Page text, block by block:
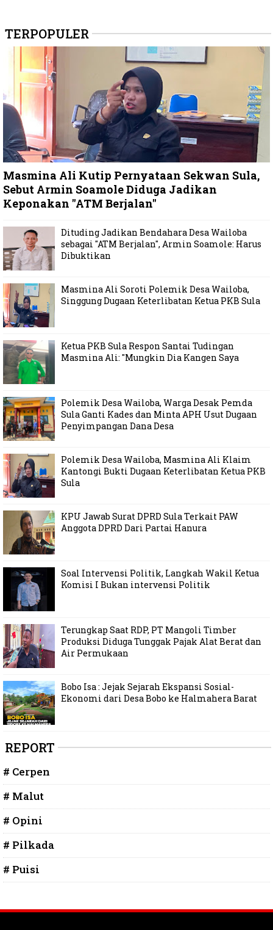
TERPOPULER
Masmina Ali Kutip Pernyataan Sekwan Sula,
Sebut Armin Soamole Diduga Jadikan
Keponakan "ATM Berjalan"
Dituding Jadikan Bendahara Desa Wailoba
sebagai "ATM Berjalan", Armin Soamole: Harus
Dibuktikan
Masmina Ali Soroti Polemik Desa Wailoba,
Singgung Dugaan Keterlibatan Ketua PKB Sula
Ketua PKB Sula Respon Santai Tudingan
Masmina Ali: "Mungkin Dia Kangen Saya
Polemik Desa Wailoba, Warga Desak Pemda
Sula Ganti Kades dan Minta APH Usut Dugaan
Penyimpangan Dana Desa
Polemik Desa Wailoba, Masmina Ali Klaim
Kantongi Bukti Dugaan Keterlibatan Ketua PKB
Sula
KPU Jawab Surat DPRD Sula Terkait PAW
Anggota DPRD Dari Partai Hanura
Soal Intervensi Politik, Langkah Wakil Ketua
Komisi I Bukan intervensi Politik
Terungkap Saat RDP, PT Mangoli Timber
Produksi Diduga Tunggak Pajak Alat Berat dan
Air Permukaan
Bobo Isa : Jejak Sejarah Ekspansi Sosial-
Ekonomi dari Desa Bobo ke Halmahera Barat
REPORT
# Cerpen
# Malut
# Opini
# Pilkada
# Puisi